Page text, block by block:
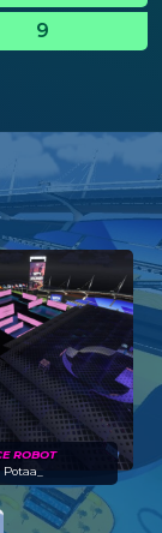
9
ROBOT
Potaa_